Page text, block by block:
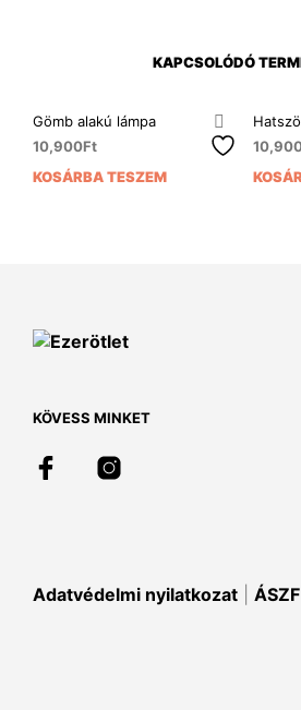
KAPCSOLÓDÓ
Gömb alakú lámpa
10,900Ft
KOSÁRBA TESZEM
KÖVESS MINKET
Adatvédelmi nyilatkozat ÁSZF